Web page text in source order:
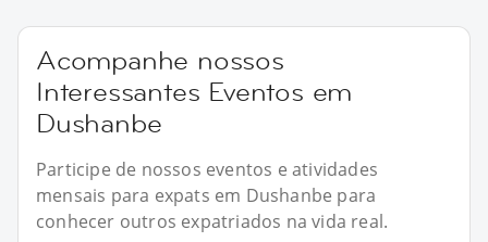
Acompanhe nossos
Interessantes Eventos em
Dushanbe
Participe de nossos eventos e atividades
mensais para expats em Dushanbe para
conhecer outros expatriados na vida real.